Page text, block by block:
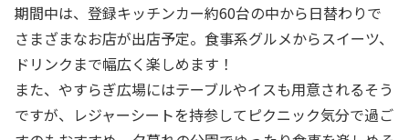
期間中は、登録キッチンカー約60台の中から日替わりで
さまざまなお店が出店予定。食事系グルメからスイーツ、
ドリンクまで幅広く楽しめます！
また、やすらぎ広場にはテーブルやイスも用意されるそう
ですが、レジャーシートを持参してピクニック気分で過ご